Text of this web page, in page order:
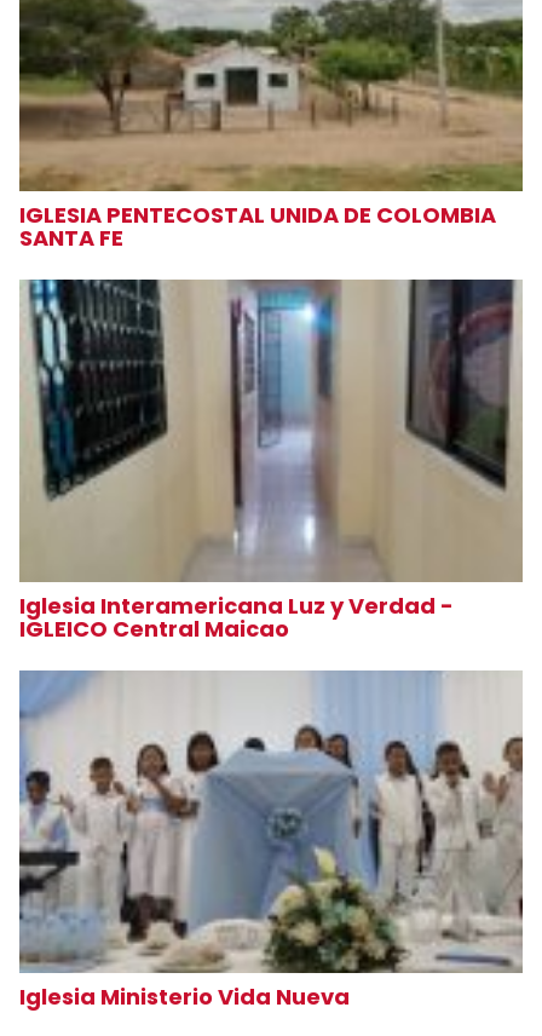
IGLESIA PENTECOSTAL UNIDA DE COLOMBIA
SANTA FE
Iglesia Interamericana Luz y Verdad -
IGLEICO Central Maicao
Iglesia Ministerio Vida Nueva